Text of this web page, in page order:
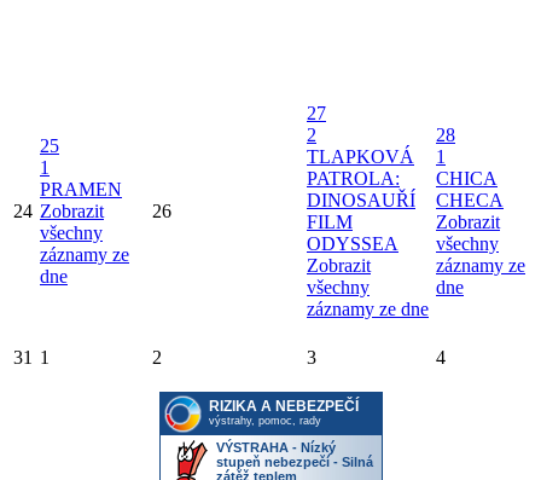
24
25
1
PRAMEN
Zobrazit
všechny
záznamy ze
dne
26
27
2
TLAPKOVÁ
PATROLA:
DINOSAUŘÍ
FILM
ODYSSEA
Zobrazit
všechny
záznamy ze dne
28
1
CHICA
CHECA
Zobrazit
všechny
záznamy ze
dne
31 1 2 3 4